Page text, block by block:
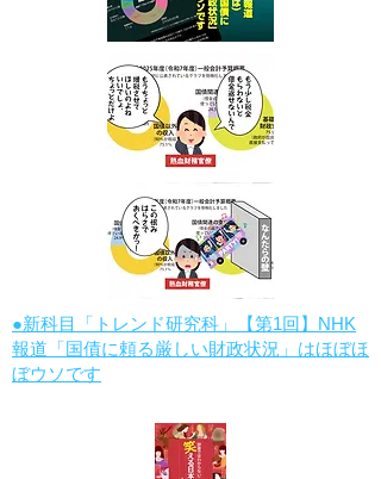
●新科目「トレンド研究科」【第1回】NHK
報道「国債に頼る厳しい財政状況」はほぼほ
ぼウソです